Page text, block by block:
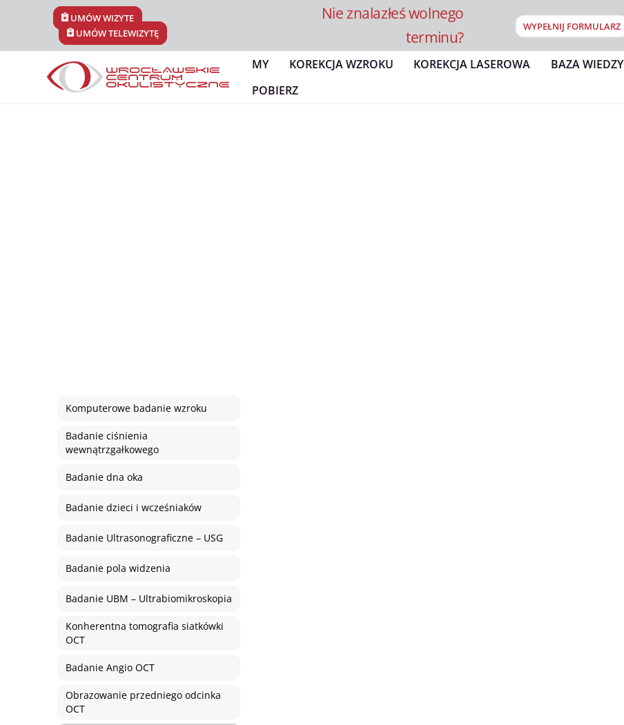
UMÓW WIZYTĘ
UMÓW TELEWIZYTĘ
Nie znalazłeś wolnego
terminu?
WYPEŁNIJ FORMULARZ
MY KOREKCJA WZROKU KOREKCJA LASEROWA BAZA WIEDZY
POBIERZ
Komputerowe badanie wzroku
Badanie ciśnienia
wewnątrzgałkowego
Badanie dna oka
Badanie dzieci i wcześniaków
Badanie Ultrasonograficzne – USG
Badanie pola widzenia
Badanie UBM – Ultrabiomikroskopia
Konherentna tomografia siatkówki
OCT
Badanie Angio OCT
Obrazowanie przedniego odcinka
OCT